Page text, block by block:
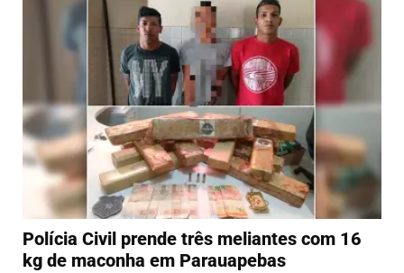
Polícia Civil prende três meliantes com 16
kg de maconha em Parauapebas